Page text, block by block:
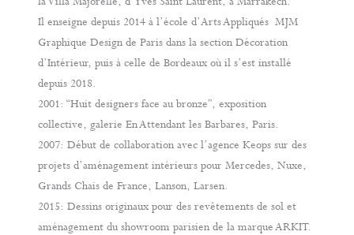
Il enseigne depuis 2014 à l’école d’Arts Appliqués MJM
Graphique Design de Paris dans la section Décoration
d’Intérieur, puis à celle de Bordeaux où il s’est installé
depuis 2018.
2001: “Huit designers face au bronze”, exposition
collective, galerie En Attendant les Barbares, Paris.
2007: Début de collaboration avec l’agence Keops sur des
projets d’aménagement intérieurs pour Mercedes, Nuxe,
Grands Chais de France, Lanson, Larsen.
2015: Dessins originaux pour des revêtements de sol et
aménagement du showroom parisien de la marque ARKIT.